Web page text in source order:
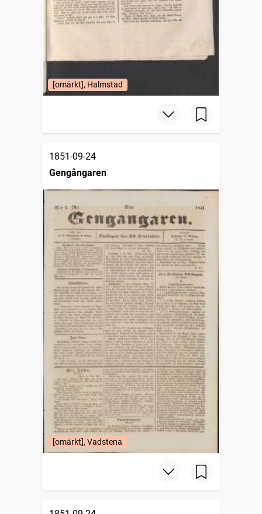
[omärkt], Halmstad
1851-09-24
Gengångaren
[omärkt], Vadstena